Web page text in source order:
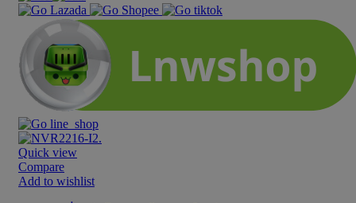
Quick view
Compare
Add to wishlist